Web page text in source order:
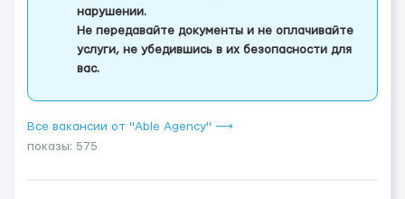
нарушении.
Не передавайте документы и не оплачивайте
услуги, не убедившись в их безопасности для
вас.
Все вакансии от "Able Agency" ⟶
показы: 575